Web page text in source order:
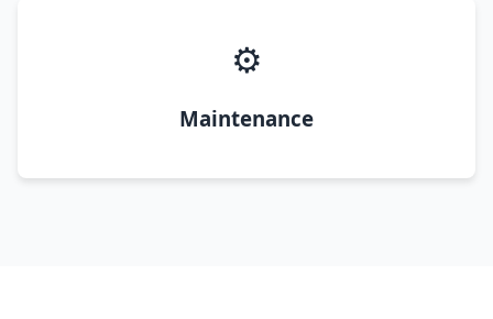
⚙️
Maintenance